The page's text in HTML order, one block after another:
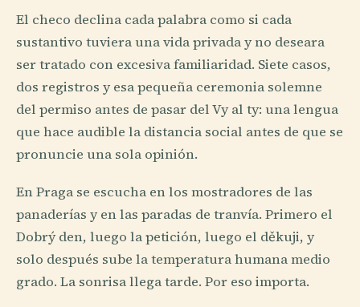
El checo declina cada palabra como si cada
sustantivo tuviera una vida privada y no deseara
ser tratado con excesiva familiaridad. Siete casos,
dos registros y esa pequeña ceremonia solemne
del permiso antes de pasar del Vy al ty: una lengua
que hace audible la distancia social antes de que se
pronuncie una sola opinión.
En Praga se escucha en los mostradores de las
panaderías y en las paradas de tranvía. Primero el
Dobrý den, luego la petición, luego el děkuji, y
solo después sube la temperatura humana medio
grado. La sonrisa llega tarde. Por eso importa.